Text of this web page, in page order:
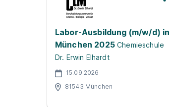
Labor-Ausbildung (m/w/d) in
München 2025 Chemieschule
Dr. Erwin Elhardt
15.09.2026
81543 München